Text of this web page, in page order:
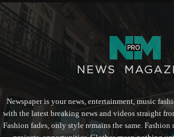
Newspaper is your news, entertainment, music
with the latest breaking news and videos straight
Fashion fades, only style remains the same. Fashion